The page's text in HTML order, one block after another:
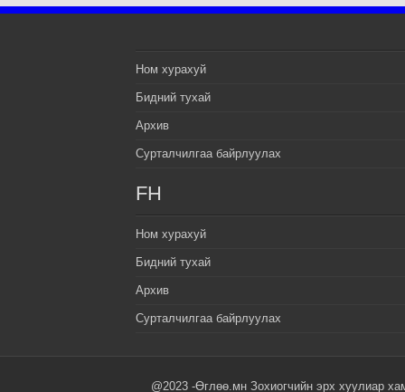
Ном хурахуй
Бидний тухай
Архив
Сурталчилгаа байрлуулах
FH
Ном хурахуй
Бидний тухай
Архив
Сурталчилгаа байрлуулах
@2023 -Өглөө.мн Зохиогчийн эрх хуулиар